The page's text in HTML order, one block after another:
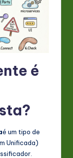
é
é um tipo de
Unificada)